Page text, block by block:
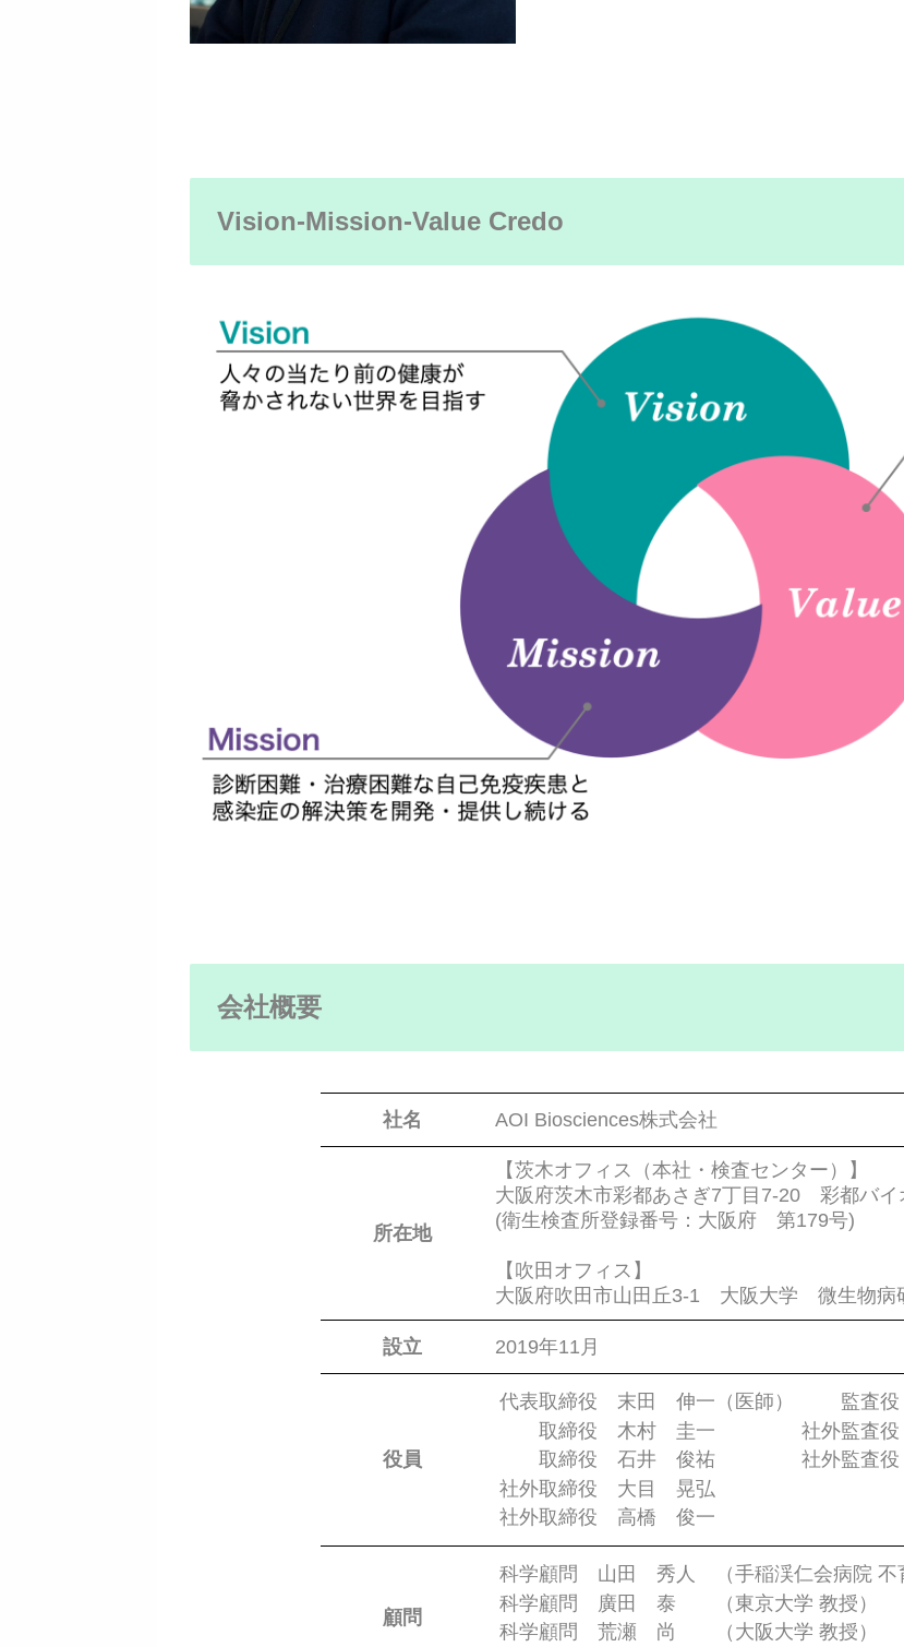
Vision-Mission-Value Credo
会社概要
社名 AOI Biosciences株式会社
所在地
【茨木オフィス（本社・検査センター）】
大阪府茨木市彩都あさぎ7丁目7-20 彩都バイ
(衛生検査所登録番号：大阪府 第179号)
【吹田オフィス】
大阪府吹田市山田丘3-1 大阪大学 微生物病
設立 2019年11月
役員
代表取締役 末田 伸一（医師）
取締役 木村 圭一
取締役 石井 俊祐
社外取締役 大目 晃弘
社外取締役 高橋 俊一
監査役
社外監査
社外監査
顧問
科学顧問 山田 秀人 （手稲渓仁会病院 不
科学顧問 廣田 泰 （東京大学 教授）
科学顧問 荒瀬 尚 （大阪大学 教授）